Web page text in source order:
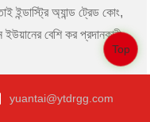
ইন্ডাস্ট্রি অ্যান্ড ট্রেড কোং,
ইউয়ানের বেশি কর প্রদানকারী
yuantai@ytdrgg.com
Top